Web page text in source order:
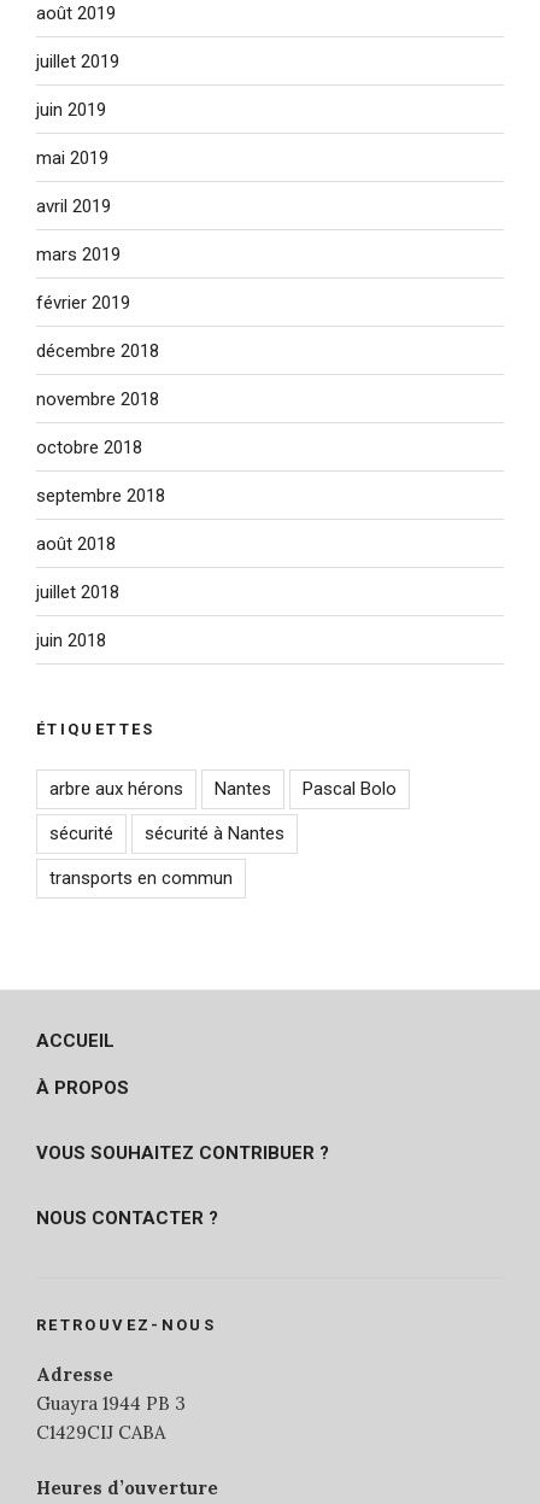
août 2019
juillet 2019
juin 2019
mai 2019
avril 2019
mars 2019
février 2019
décembre 2018
novembre 2018
octobre 2018
septembre 2018
août 2018
juillet 2018
juin 2018
ÉTIQUETTES
arbre aux hérons Nantes Pascal Bolo
sécurité sécurité à Nantes
transports en commun
ACCUEIL
À PROPOS
VOUS SOUHAITEZ CONTRIBUER ?
NOUS CONTACTER ?
RETROUVEZ-NOUS
Adresse
Guayra 1944 PB 3
C1429CIJ CABA
Heures d’ouverture